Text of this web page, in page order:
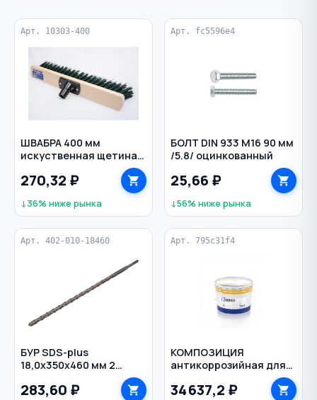
Арт. 10303-400
ШВАБРА 400 мм
искуственная щетина
дерево без рукоятки
ИНТЕК
270,32 ₽
↓36% ниже рынка
Арт. fc5596e4
БОЛТ DIN 933 M16 90 мм
/5.8/ оцинкованный
25,66 ₽
↓56% ниже рынка
Арт. 402-010-18460
БУР SDS-plus
18,0х350х460 мм 2
HEADROCK
283,60 ₽
Арт. 795c31f4
КОМПОЗИЦИЯ
антикоррозийная для
металла 25 кг ЦИНОЛ
34 637,2 ₽